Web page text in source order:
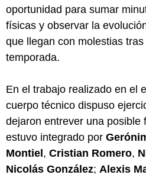
oportunidad para sumar
físicas y observar la
que llegan con molestias
temporada.
En el trabajo realizado en el
cuerpo técnico dispuso
dejaron entrever una posible
estuvo integrado por
Montiel, Cristian Romero,
Nicolás González; Alexis